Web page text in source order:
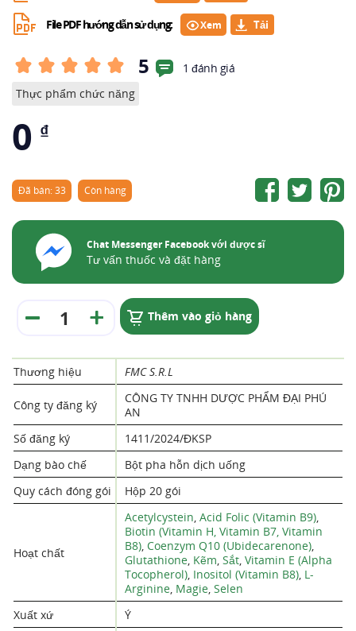
File PDF hướng dẫn sử dụng: Xem
5
1 đánh giá
Thực phẩm chức năng
0 ₫
Đã bán: 33 Còn hàng
Chat Messenger Facebook với dược sĩ
Tư vấn thuốc và đặt hàng
Thêm vào giỏ hàng
Thương hiệu FMC S.R.L
Công ty đăng ký
CÔNG TY TNHH DƯỢC PHẨM ĐẠI PHÚ
AN
Số đăng ký
1411/2024/ĐKSP
Dạng bào chế
Bột pha hỗn dịch uống
Quy cách đóng gói
Hộp 20 gói
Hoạt chất
Acetylcystein, Acid Folic (Vitamin B9),
Biotin (Vitamin H, Vitamin B7, Vitamin
B8), Coenzym Q10 (Ubidecarenone),
Glutathione, Kẽm, Sắt, Vitamin E (Alpha
Tocopherol), Inositol (Vitamin B8), L-
Arginine, Magie, Selen
Xuất xứ
Ý